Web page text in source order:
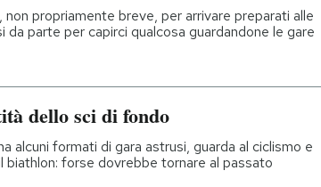
propriamente breve, per arrivare preparati alle
da parte per capirci qualcosa guardandone le gare
dello sci di fondo
alcuni formati di gara astrusi, guarda al ciclismo e
biathlon: forse dovrebbe tornare al passato